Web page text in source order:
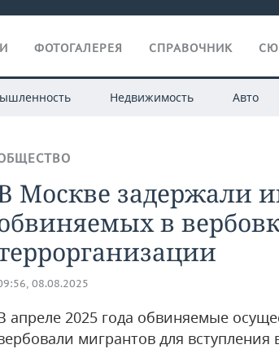
ФОТОГАЛЕРЕЯ СПРАВОЧНИК
Недвижимость Авто
Москве задержали
в
08.08.2025
апреле 2025 года обвиняемые
мигрантов для вступления